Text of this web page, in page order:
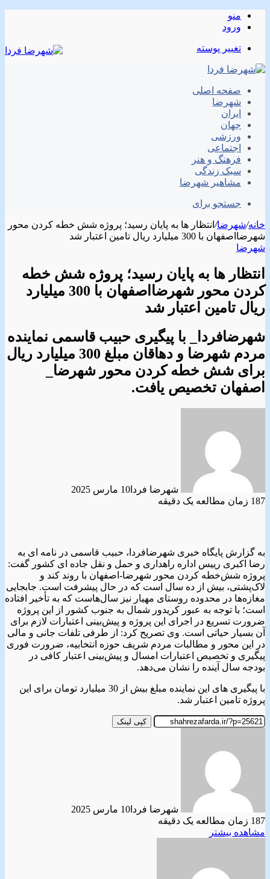
منو
ورود
تغییر پوسته
صفحه اصلی
شهرضا
ایران
جهان
ورزشی
اجتماعی
فرهنگ و هنر
سبک زندگی
مشاهیر شهرضا
جستجو برای
خانه/شهرضا/ انتظار ها به پایان رسید؛ پروژه شش خطه کردن محور
شهرضااصفهان با 300 میلیارد ریال تامین اعتبار شد
شهرضا
انتظار ها به پایان رسید؛ پروژه شش خطه
کردن محور شهرضااصفهان با 300 میلیارد
ریال تامین اعتبار شد
شهرضافردا_ با پیگیری حبیب قاسمی نماینده
مردم شهرضا و دهاقان مبلغ 300 میلیارد ریال
برای شش خطه کردن محور شهرضا_
اصفهان تخصیص یافت.
شهرضا فردا 10 مارس 2025
187 زمان مطالعه یک دقیقه
به گزارش پایگاه خبری شهرضافردا، حبیب قاسمی در نامه ای به
رضا اکبری رییس اداره راهداری و حمل و نقل جاده ای کشور گفت:
پروژه شش‌خطه کردن محور شهرضا-اصفهان با روند کند و
لاک‌پشتی، بیش از ده سال است که در حال پیشرفت است. جابجایی
مغازه‌ها در محدوده روستای مهیار نیز سال‌هاست که به تأخیر افتاده
است؛ با توجه به عبور کریدور شمال به جنوب کشور از این پروژه
ضرورت تسریع در اجرای این پروژه و پیش‌بینی اعتبارات لازم برای
آن بسیار حیاتی است. وی تصریح کرد: از طرفی تلفات جانی و مالی
در این محور و مطالبات مردم شریف حوزه انتخابیه، ضرورت فوری
پیگیری و تخصیص اعتبارات امسال و پیش‌بینی اعتبار کافی در
بودجه سال آینده را نشان می‌دهد.
با پیگیری های این نماینده مبلغ بیش از 30 میلیارد تومان برای این
پروژه‌ تامین اعتبار شد.
کپی لینک
شهرضا فردا 10 مارس 2025
187 زمان مطالعه یک دقیقه
مشاهده بیشتر